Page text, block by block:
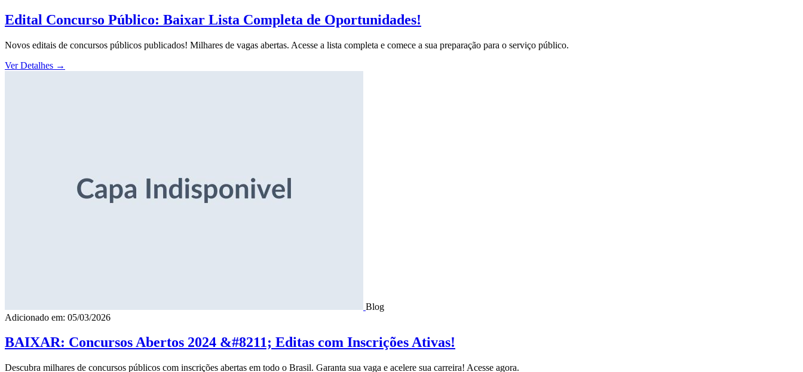
Edital Concurso Público: Baixar Lista Completa de Oportunidades!
Novos editais de concursos públicos publicados! Milhares de vagas abertas. Acesse a lista completa e comece a sua preparação para o serviço público.
Ver Detalhes →
Blog
Adicionado em: 05/03/2026
BAIXAR: Concursos Abertos 2024 &#8211; Editas com Inscrições Ativas!
Descubra milhares de concursos públicos com inscrições abertas em todo o Brasil. Garanta sua vaga e acelere sua carreira! Acesse agora.